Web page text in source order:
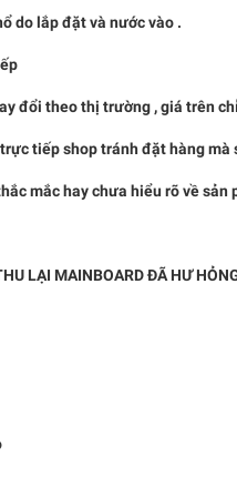
do lắp đặt và nước vào .
thị trường , giá trên chỉ là
shop tránh đặt hàng mà
hay chưa hiểu rõ về sản
LẠI MAINBOARD ĐÃ HƯ